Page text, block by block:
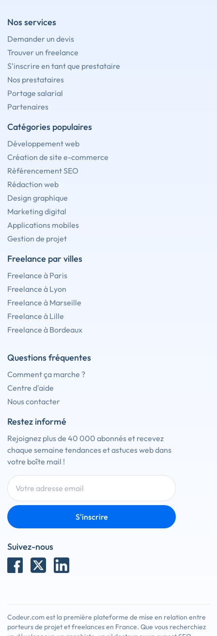
Nos services
Demander un devis
Trouver un freelance
S'inscrire en tant que prestataire
Nos prestataires
Portage salarial
Partenaires
Catégories populaires
Développement web
Création de site e-commerce
Référencement SEO
Rédaction web
Design graphique
Marketing digital
Applications mobiles
Gestion de projet
Freelance par villes
Freelance à Paris
Freelance à Lyon
Freelance à Marseille
Freelance à Lille
Freelance à Bordeaux
Questions fréquentes
Comment ça marche ?
Centre d'aide
Nous contacter
Restez informé
Rejoignez plus de 40 000 abonnés et recevez
chaque semaine tendances et astuces web dans
votre boîte mail !
S'inscrire
Suivez-nous
Codeur.com est la première plateforme de mise en relation entre
porteurs de projet et freelances en France. Que vous recherchiez